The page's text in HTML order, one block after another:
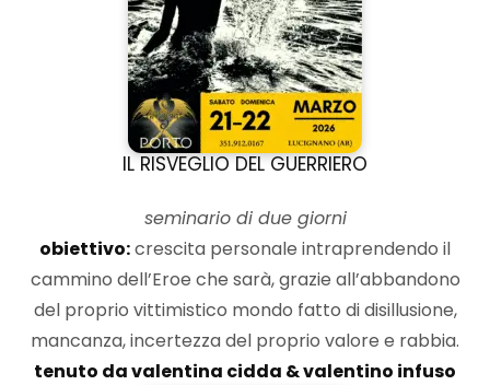
IL RISVEGLIO DEL GUERRIERO
seminario di due giorni
obiettivo:crescita personale intraprendendo il
cammino dell’Eroe che sarà, grazie all’abbandono
del proprio vittimistico mondo fatto di disillusione,
mancanza, incertezza del proprio valore e rabbia.
tenuto da valentina cidda & valentino infuso